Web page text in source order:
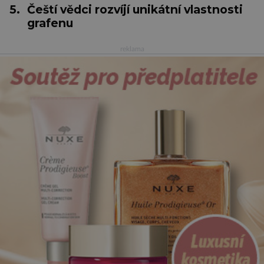
5. Čeští vědci rozvíjí unikátní vlastnosti
grafenu